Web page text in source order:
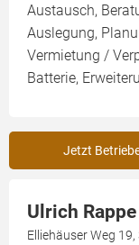
Austausch,
Auslegung,
Vermietung /
Batterie,
Jetzt
Ulrich
Elliehäuser Weg